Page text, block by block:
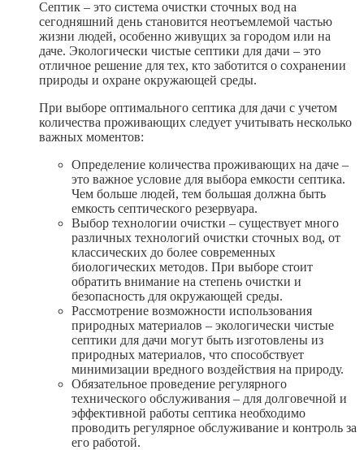
Септик – это система очистки сточных вод на
сегодняшний день становится неотъемлемой частью
жизни людей, особенно живущих за городом или на
даче. Экологически чистые септики для дачи – это
отличное решение для тех, кто заботится о сохранении
природы и охране окружающей среды.
При выборе оптимального септика для дачи с учетом
количества проживающих следует учитывать несколько
важных моментов:
Определение количества проживающих на даче –
это важное условие для выбора емкости септика.
Чем больше людей, тем большая должна быть
емкость септического резервуара.
Выбор технологии очистки – существует много
различных технологий очистки сточных вод, от
классических до более современных
биологических методов. При выборе стоит
обратить внимание на степень очистки и
безопасность для окружающей среды.
Рассмотрение возможности использования
природных материалов – экологически чистые
септики для дачи могут быть изготовлены из
природных материалов, что способствует
минимизации вредного воздействия на природу.
Обязательное проведение регулярного
технического обслуживания – для долговечной и
эффективной работы септика необходимо
проводить регулярное обслуживание и контроль за
его работой.